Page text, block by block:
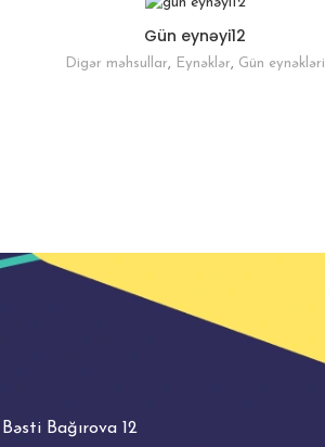
Gün eynəyi12
Digər məhsullar, Eynəklər, Gün eynəkləri
Bəsti Bağırova 12